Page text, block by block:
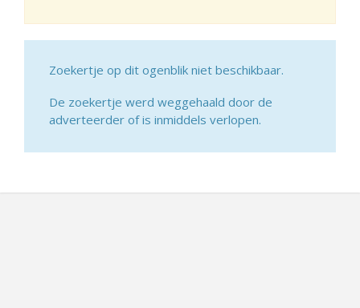
Zoekertje op dit ogenblik niet beschikbaar.
De zoekertje werd weggehaald door de
adverteerder of is inmiddels verlopen.